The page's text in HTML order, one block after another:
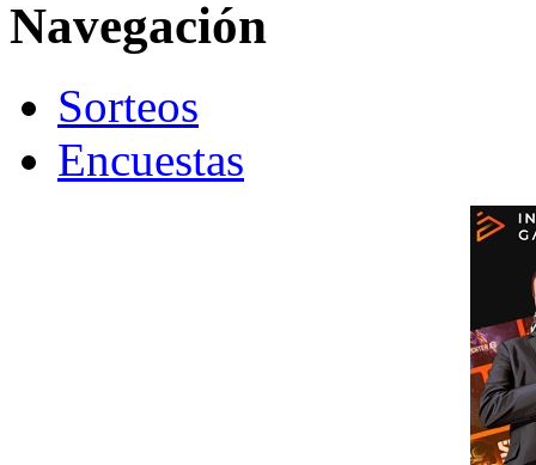
Navegación
Sorteos
Encuestas